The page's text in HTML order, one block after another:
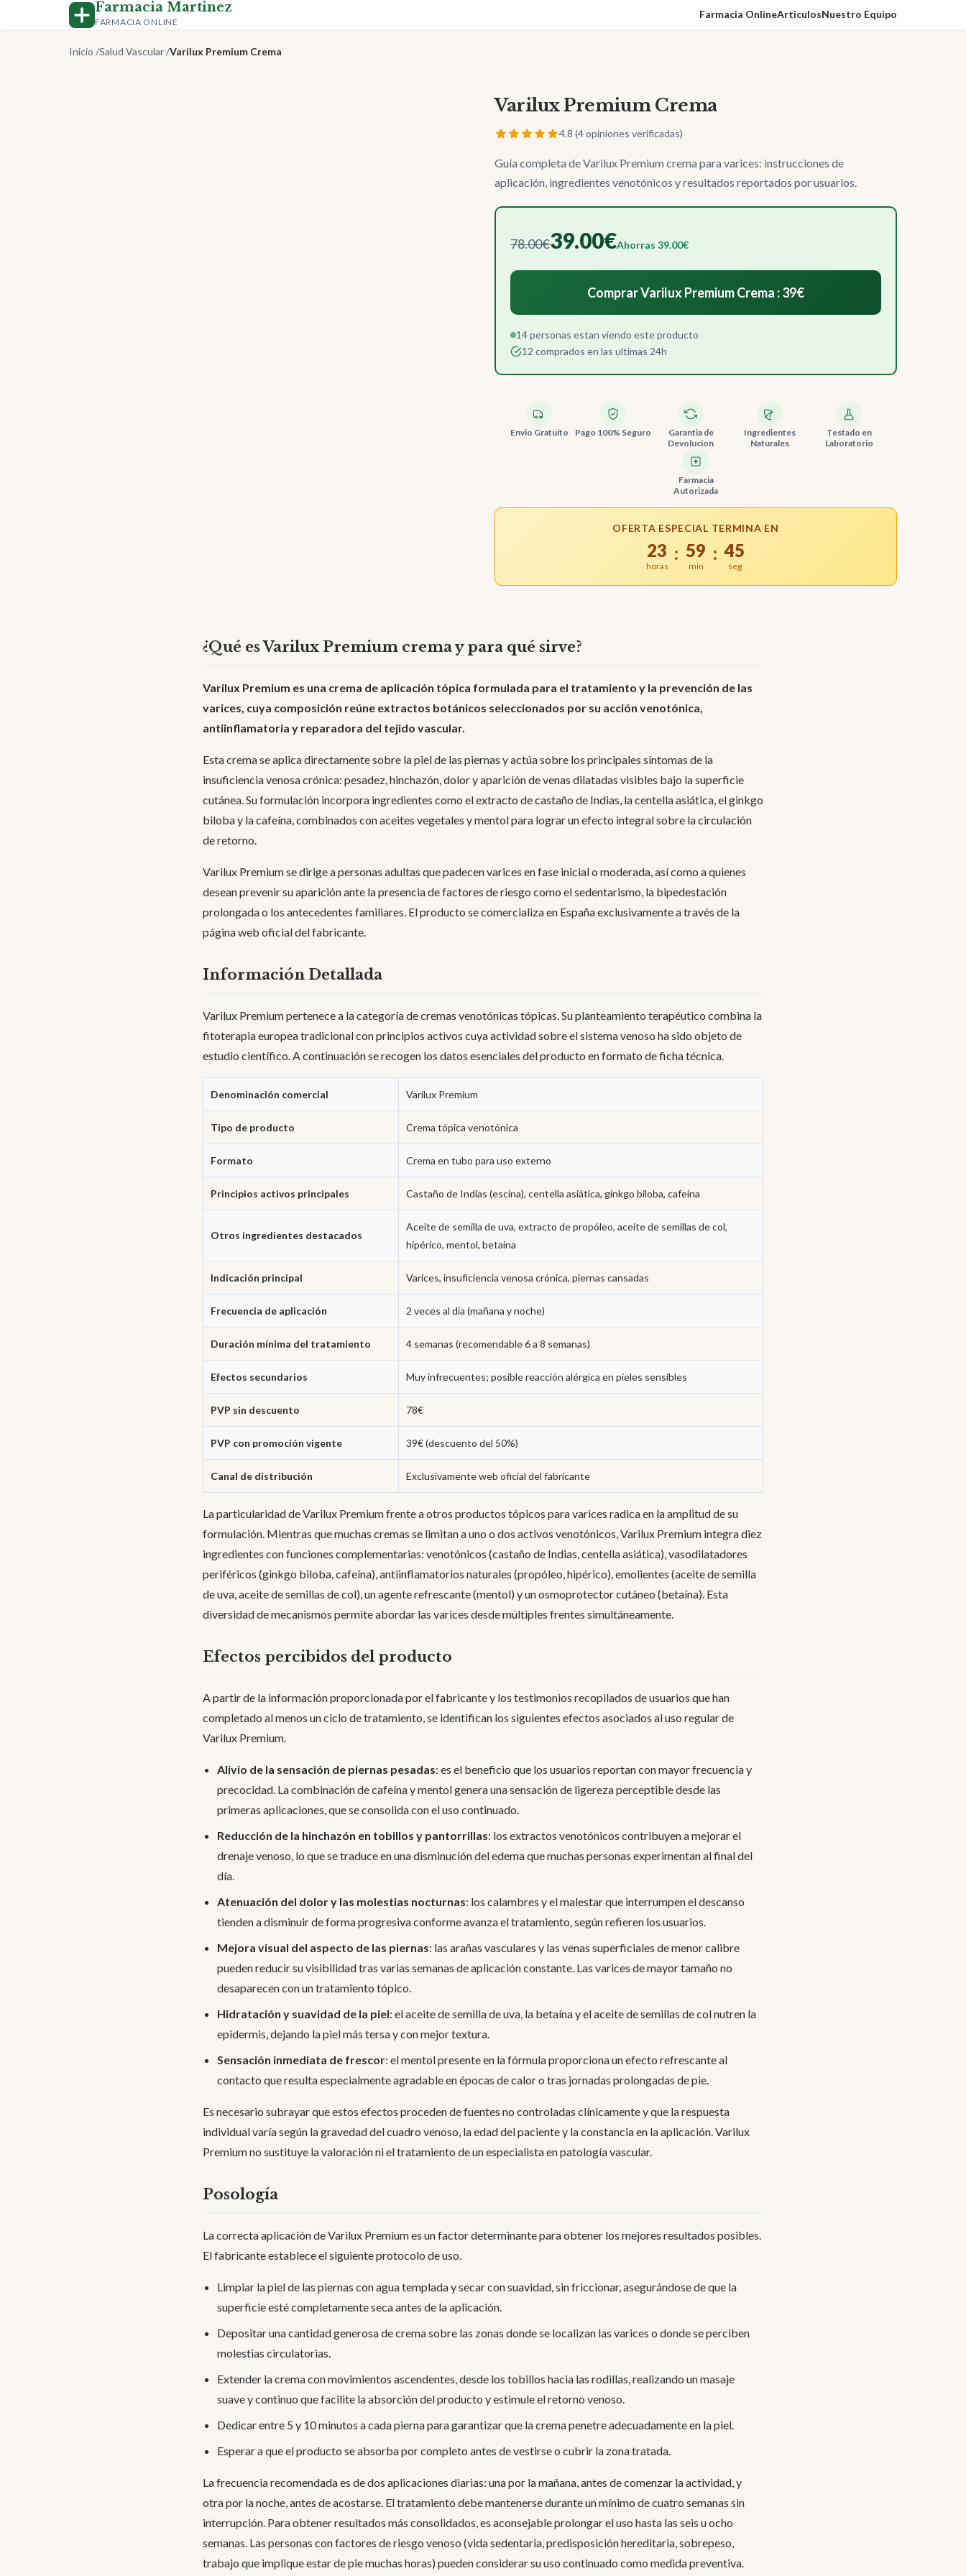
Farmacia Martinez
FARMACIA ONLINE
Farmacia OnlineArticulosNuestro Equipo
Inicio /Salud Vascular/Varilux Premium Crema
Varilux Premium Crema
4.8 (4 opiniones verificadas)
Guía completa de Varilux Premium crema para varices: instrucciones de
aplicación, ingredientes venotónicos y resultados reportados por usuarios.
78.00€39.00€Ahorras 39.00€
Comprar Varilux Premium Crema : 39€
14 personas estan viendo este producto
12 comprados en las ultimas 24h
Envio Gratuito Pago 100% Seguro
Garantia de
Devolucion
Ingredientes
Naturales
Testado en
Laboratorio
Farmacia
Autorizada
OFERTA ESPECIAL TERMINA EN
23
horas
: 59
min
: 44
seg
¿Qué es Varilux Premium crema y para qué sirve?
Varilux Premium es una crema de aplicación tópica formulada para el tratamiento y la prevención de las
varices, cuya composición reúne extractos botánicos seleccionados por su acción venotónica,
antiinflamatoria y reparadora del tejido vascular.
Esta crema se aplica directamente sobre la piel de las piernas y actúa sobre los principales síntomas de la
insuficiencia venosa crónica: pesadez, hinchazón, dolor y aparición de venas dilatadas visibles bajo la superficie
cutánea. Su formulación incorpora ingredientes como el extracto de castaño de Indias, la centella asiática, el ginkgo
biloba y la cafeína, combinados con aceites vegetales y mentol para lograr un efecto integral sobre la circulación
de retorno.
Varilux Premium se dirige a personas adultas que padecen varices en fase inicial o moderada, así como a quienes
desean prevenir su aparición ante la presencia de factores de riesgo como el sedentarismo, la bipedestación
prolongada o los antecedentes familiares. El producto se comercializa en España exclusivamente a través de la
página web oficial del fabricante.
Información Detallada
Varilux Premium pertenece a la categoría de cremas venotónicas tópicas. Su planteamiento terapéutico combina la
fitoterapia europea tradicional con principios activos cuya actividad sobre el sistema venoso ha sido objeto de
estudio científico. A continuación se recogen los datos esenciales del producto en formato de ficha técnica.
Denominación comercial Varilux Premium
Tipo de producto Crema tópica venotónica
Formato Crema en tubo para uso externo
Principios activos principales Castaño de Indias (escina), centella asiática, ginkgo biloba, cafeína
Otros ingredientes destacados
Aceite de semilla de uva, extracto de propóleo, aceite de semillas de col,
hipérico, mentol, betaína
Indicación principal Varices, insuficiencia venosa crónica, piernas cansadas
Frecuencia de aplicación 2 veces al día (mañana y noche)
Duración mínima del tratamiento 4 semanas (recomendable 6 a 8 semanas)
Efectos secundarios Muy infrecuentes; posible reacción alérgica en pieles sensibles
PVP sin descuento 78€
PVP con promoción vigente 39€ (descuento del 50%)
Canal de distribución Exclusivamente web oficial del fabricante
La particularidad de Varilux Premium frente a otros productos tópicos para varices radica en la amplitud de su
formulación. Mientras que muchas cremas se limitan a uno o dos activos venotónicos, Varilux Premium integra diez
ingredientes con funciones complementarias: venotónicos (castaño de Indias, centella asiática), vasodilatadores
periféricos (ginkgo biloba, cafeína), antiinflamatorios naturales (propóleo, hipérico), emolientes (aceite de semilla
de uva, aceite de semillas de col), un agente refrescante (mentol) y un osmoprotector cutáneo (betaína). Esta
diversidad de mecanismos permite abordar las varices desde múltiples frentes simultáneamente.
Efectos percibidos del producto
A partir de la información proporcionada por el fabricante y los testimonios recopilados de usuarios que han
completado al menos un ciclo de tratamiento, se identifican los siguientes efectos asociados al uso regular de
Varilux Premium.
Alivio de la sensación de piernas pesadas: es el beneficio que los usuarios reportan con mayor frecuencia y
precocidad. La combinación de cafeína y mentol genera una sensación de ligereza perceptible desde las
primeras aplicaciones, que se consolida con el uso continuado.
Reducción de la hinchazón en tobillos y pantorrillas: los extractos venotónicos contribuyen a mejorar el
drenaje venoso, lo que se traduce en una disminución del edema que muchas personas experimentan al final del
día.
Atenuación del dolor y las molestias nocturnas: los calambres y el malestar que interrumpen el descanso
tienden a disminuir de forma progresiva conforme avanza el tratamiento, según refieren los usuarios.
Mejora visual del aspecto de las piernas: las arañas vasculares y las venas superficiales de menor calibre
pueden reducir su visibilidad tras varias semanas de aplicación constante. Las varices de mayor tamaño no
desaparecen con un tratamiento tópico.
Hidratación y suavidad de la piel: el aceite de semilla de uva, la betaína y el aceite de semillas de col nutren la
epidermis, dejando la piel más tersa y con mejor textura.
Sensación inmediata de frescor: el mentol presente en la fórmula proporciona un efecto refrescante al
contacto que resulta especialmente agradable en épocas de calor o tras jornadas prolongadas de pie.
Es necesario subrayar que estos efectos proceden de fuentes no controladas clínicamente y que la respuesta
individual varía según la gravedad del cuadro venoso, la edad del paciente y la constancia en la aplicación. Varilux
Premium no sustituye la valoración ni el tratamiento de un especialista en patología vascular.
Posología
La correcta aplicación de Varilux Premium es un factor determinante para obtener los mejores resultados posibles.
El fabricante establece el siguiente protocolo de uso.
Limpiar la piel de las piernas con agua templada y secar con suavidad, sin friccionar, asegurándose de que la
superficie esté completamente seca antes de la aplicación.
Depositar una cantidad generosa de crema sobre las zonas donde se localizan las varices o donde se perciben
molestias circulatorias.
Extender la crema con movimientos ascendentes, desde los tobillos hacia las rodillas, realizando un masaje
suave y continuo que facilite la absorción del producto y estimule el retorno venoso.
Dedicar entre 5 y 10 minutos a cada pierna para garantizar que la crema penetre adecuadamente en la piel.
Esperar a que el producto se absorba por completo antes de vestirse o cubrir la zona tratada.
La frecuencia recomendada es de dos aplicaciones diarias: una por la mañana, antes de comenzar la actividad, y
otra por la noche, antes de acostarse. El tratamiento debe mantenerse durante un mínimo de cuatro semanas sin
interrupción. Para obtener resultados más consolidados, es aconsejable prolongar el uso hasta las seis u ocho
semanas. Las personas con factores de riesgo venoso (vida sedentaria, predisposición hereditaria, sobrepeso,
trabajo que implique estar de pie muchas horas) pueden considerar su uso continuado como medida preventiva.